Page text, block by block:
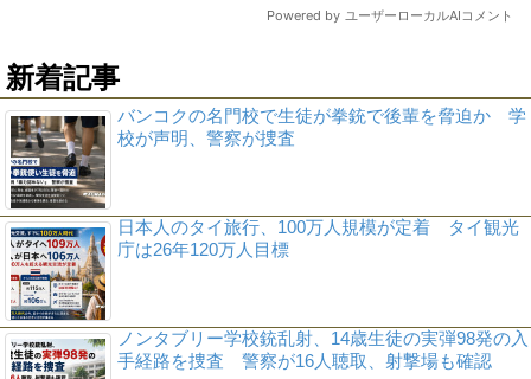
新着記事
バンコクの名門校で生徒が拳銃で後輩を脅迫か 学
校が声明、警察が捜査
日本人のタイ旅行、100万人規模が定着 タイ観光
庁は26年120万人目標
ノンタブリー学校銃乱射、14歳生徒の実弾98発の入
手経路を捜査 警察が16人聴取、射撃場も確認